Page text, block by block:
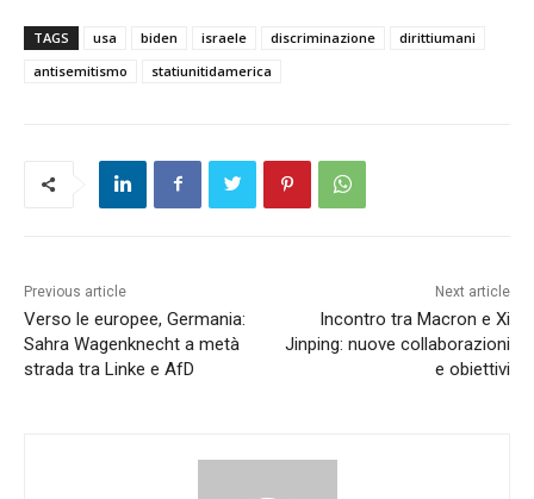
TAGS usa biden israele discriminazione
dirittiumani
antisemitismo
statiunitidamerica
Previous article
Verso le europee, Germania:
Sahra Wagenknecht a metà
strada tra Linke e AfD
Next article
Incontro tra Macron e Xi
Jinping: nuove collaborazioni
e obiettivi